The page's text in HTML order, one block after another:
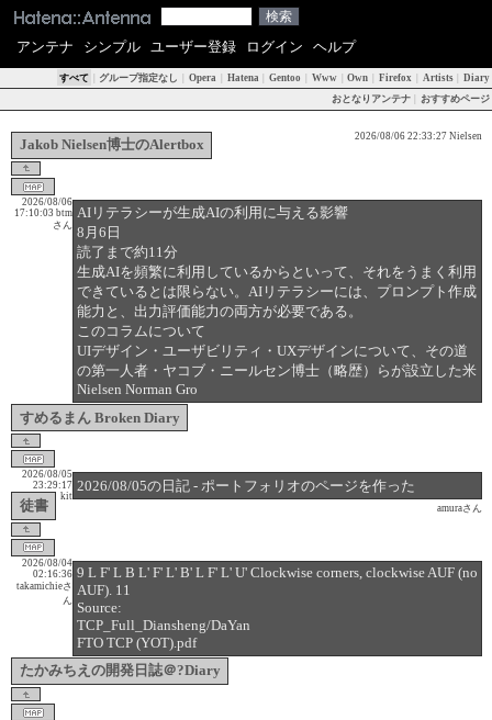
アンテナ シンプル ユーザー登録 ログイン ヘルプ
すべて グループ指定なし Opera Hatena Gentoo Www Own Firefox Artists
Diary
おとなりアンテナ
おすすめページ
2026/08/06 22:33:27
Jakob Nielsen博士のAlertbox
Nielsen
AIリテラシーが生成AIの利用に与える影響
8月6日
読了まで約11分
生成AIを頻繁に利用しているからといって、それをうまく利用
できているとは限らない。AIリテラシーには、プロンプト作成
能力と、出力評価能力の両方が必要である。
このコラムについて
UIデザイン・ユーザビリティ・UXデザインについて、その道
の第一人者・ヤコブ・ニールセン博士（略歴）らが設立した米
Nielsen Norman Gro
2026/08/06
17:10:03
すめるまん Broken Diary
btm
さん
2026/08/05の日記 - ポートフォリオのページを作った
2026/08/05
23:29:17
徒書
kit
amuraさん
9 L F' L B L' F' L' B' L F' L' U' Clockwise corners, clockwise AUF (no
AUF). 11
Source:
TCP_Full_Diansheng/DaYan
FTO TCP (YOT).pdf
2026/08/04
02:16:36
たかみちえの開発日誌＠?Diary
takamichieさ
ん